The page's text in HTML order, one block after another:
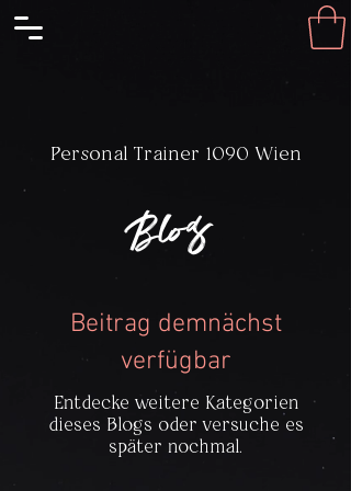
Personal Trainer 1090 Wien
Blog
Beitrag demnächst
verfügbar
Entdecke weitere Kategorien
dieses Blogs oder versuche es
später nochmal.